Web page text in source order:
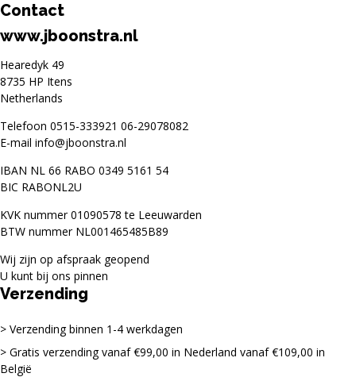
Contact
www.jboonstra.nl
Hearedyk 49
8735 HP Itens
Netherlands
Telefoon 0515-333921 06-29078082
E-mail info@jboonstra.nl
IBAN NL 66 RABO 0349 5161 54
BIC RABONL2U
KVK nummer 01090578 te Leeuwarden
BTW nummer NL001465485B89
Wij zijn op afspraak geopend
U kunt bij ons pinnen
Verzending
Verzending binnen 1-4 werkdagen
Gratis verzending vanaf €99,00 in Nederland vanaf €109,00 in
België